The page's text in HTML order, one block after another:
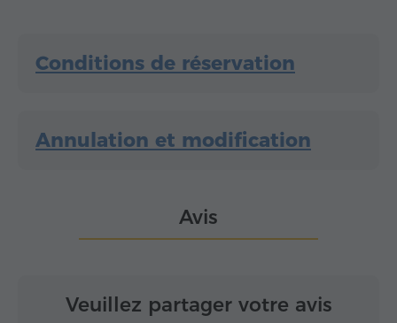
Conditions de réservation
Annulation et modification
Avis
Veuillez partager votre avis